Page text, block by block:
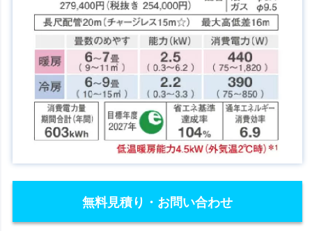
無料見積り・お問い合わせ